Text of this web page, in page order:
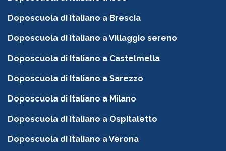
Doposcuola di Italiano a Brescia
Doposcuola di Italiano a Villaggio sereno
Doposcuola di Italiano a Castelmella
Doposcuola di Italiano a Sarezzo
Doposcuola di Italiano a Milano
Doposcuola di Italiano a Ospitaletto
Doposcuola di Italiano a Verona